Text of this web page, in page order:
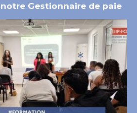
Gestionnaire de paie